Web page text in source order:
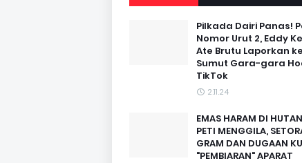
Pilkada Dairi Panas!
Nomor Urut 2, Eddy
Ate Brutu Laporkan
Sumut Gara-gara
TikTok
2.11.24
EMAS HARAM DI
PETI MENGGILA,
GRAM DAN DUGAAN
"PEMBIARAN" APARAT